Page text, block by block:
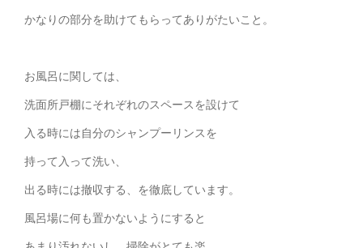
かなりの部分を助けてもらってありがたいこと。
お風呂に関しては、
洗面所戸棚にそれぞれのスペースを設けて
入る時には自分のシャンプーリンスを
持って入って洗い、
出る時には撤収する、を徹底しています。
風呂場に何も置かないようにすると